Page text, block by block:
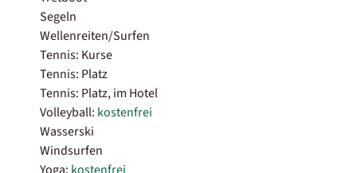
Segeln
Wellenreiten/Surfen
Tennis: Kurse
Tennis: Platz
Tennis: Platz, im Hotel
Volleyball: kostenfrei
Wasserski
Windsurfen